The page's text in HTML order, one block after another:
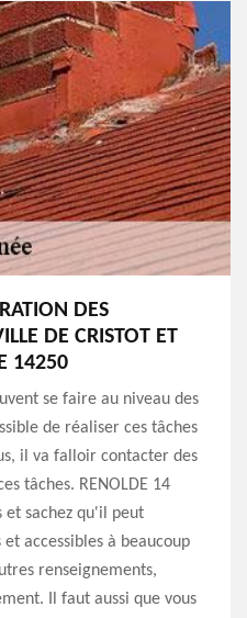
DES
DE CRISTOT ET
14250
se faire au niveau des
de réaliser ces tâches
il va falloir contacter des
tâches. RENOLDE 14
et sachez qu'il peut
accessibles à beaucoup
renseignements,
Il faut aussi que vous